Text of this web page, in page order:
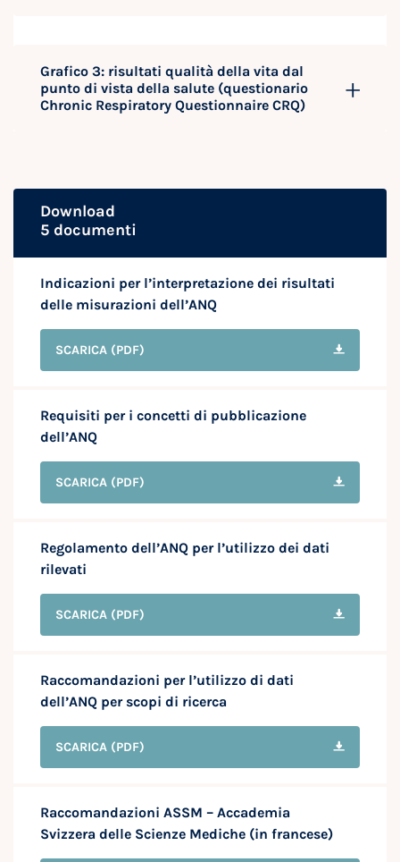
Grafico 3: risultati qualità della vita dal
punto di vista della salute (questionario
Chronic Respiratory Questionnaire CRQ)
Download
5 documenti
Indicazioni per l’interpretazione dei risultati
delle misurazioni dell’ANQ
SCARICA (PDF)
Requisiti per i concetti di pubblicazione
dell’ANQ
SCARICA (PDF)
Regolamento dell’ANQ per l’utilizzo dei dati
rilevati
SCARICA (PDF)
Raccomandazioni per l’utilizzo di dati
dell’ANQ per scopi di ricerca
SCARICA (PDF)
Raccomandazioni ASSM – Accademia
Svizzera delle Scienze Mediche (in francese)